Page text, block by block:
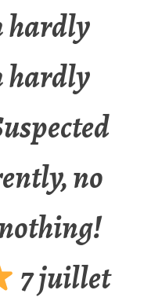
hardly
hardly
no
7 juillet